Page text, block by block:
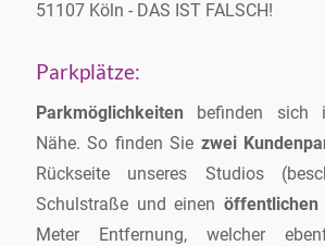
51107 Köln - DAS IST FALSCH!
Parkplätze:
Parkmöglichkeiten befinden sich
Nähe. So finden Sie zwei
Rückseite unseres Studios
Schulstraße und einen öffentlichen
Meter Entfernung, welcher